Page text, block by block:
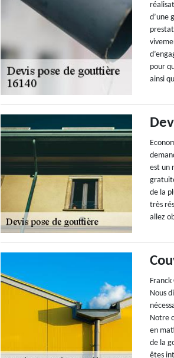
d’une
pour
ainsi
est un
de la
très
allez
Nous
Notre
en
de la
êtes